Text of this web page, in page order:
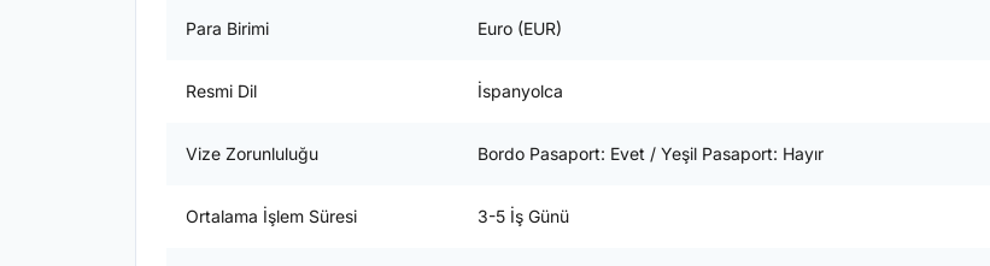
Para Birimi Euro (EUR)
Resmi Dil İspanyolca
Vize Zorunluluğu Bordo Pasaport: Evet / Yeşil Pasaport: Hayır
Ortalama İşlem Süresi 3-5 İş Günü